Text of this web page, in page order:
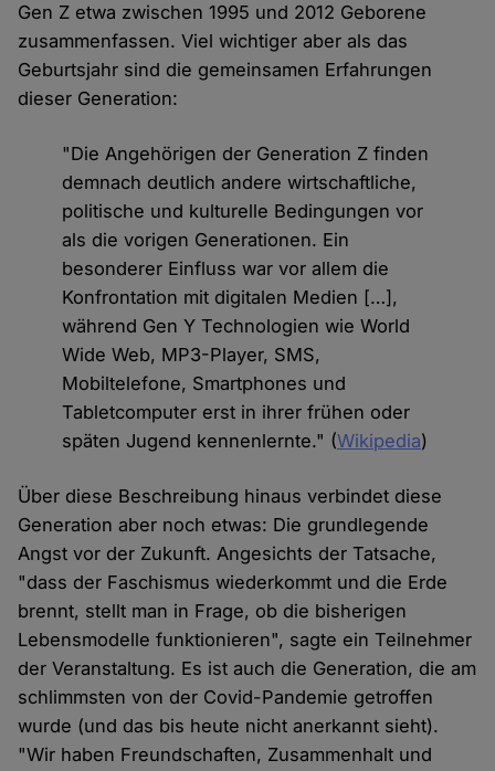
Gen Z etwa zwischen 1995 und 2012 Geborene
zusammenfassen. Viel wichtiger aber als das
Geburtsjahr sind die gemeinsamen Erfahrungen
dieser Generation:
"Die Angehörigen der Generation Z finden
demnach deutlich andere wirtschaftliche,
politische und kulturelle Bedingungen vor
als die vorigen Generationen. Ein
besonderer Einfluss war vor allem die
Konfrontation mit digitalen Medien […],
während Gen Y Technologien wie World
Wide Web, MP3-Player, SMS,
Mobiltelefone, Smartphones und
Tabletcomputer erst in ihrer frühen oder
späten Jugend kennenlernte." (Wikipedia)
Über diese Beschreibung hinaus verbindet diese
Generation aber noch etwas: Die grundlegende
Angst vor der Zukunft. Angesichts der Tatsache,
"dass der Faschismus wiederkommt und die Erde
brennt, stellt man in Frage, ob die bisherigen
Lebensmodelle funktionieren", sagte ein Teilnehmer
der Veranstaltung. Es ist auch die Generation, die am
schlimmsten von der Covid-Pandemie getroffen
wurde (und das bis heute nicht anerkannt sieht).
"Wir haben Freundschaften, Zusammenhalt und